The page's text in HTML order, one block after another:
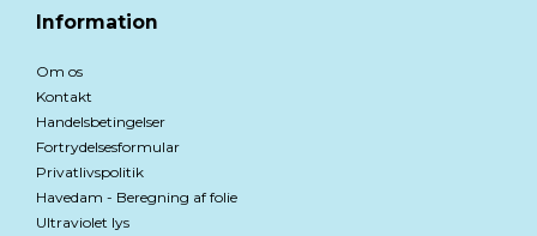
Information
Om os
Kontakt
Handelsbetingelser
Fortrydelsesformular
Privatlivspolitik
Havedam - Beregning af folie
Ultraviolet lys